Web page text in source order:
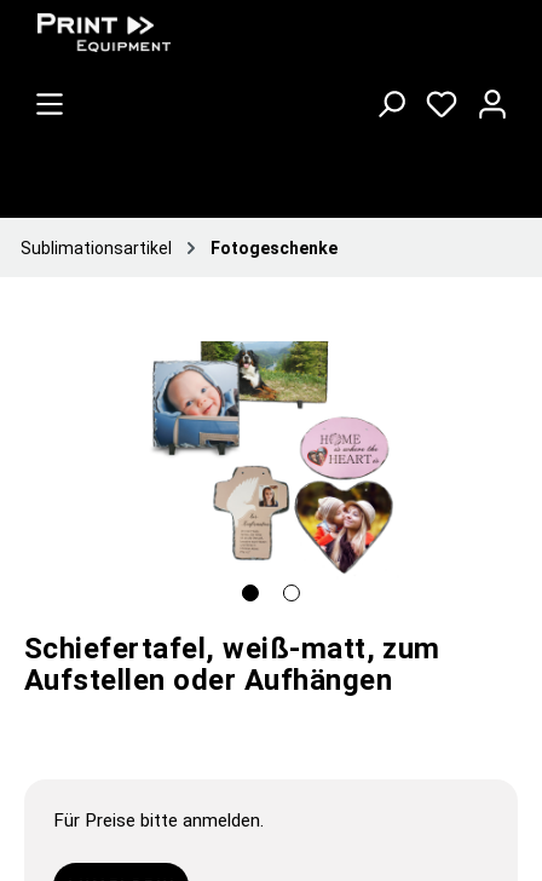
Sublimationsartikel Fotogeschenke
Schiefertafel, weiß-matt, zum
Aufstellen oder Aufhängen
Für Preise bitte anmelden.